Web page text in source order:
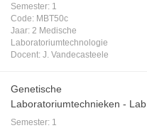
Semester: 1
Code: MBT50c
Jaar: 2 Medische
Laboratoriumtechnologie
Docent: J. Vandecasteele
Genetische
Laboratoriumtechnieken - Lab
Semester: 1